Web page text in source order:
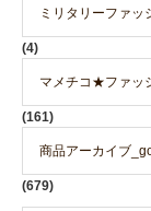
ミリタリーファッ
(4)
マメチコ★ファッ
(161)
商品アーカイブ
(679)